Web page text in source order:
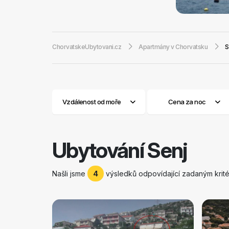
mnoho lidí
možné v
pizzerií a
bohatou historií.
ChorvatskeUbytovani.cz Apartmány v Chorvatsku
Vzdálenost od moře Cena za noc
Ubytování Senj
Našli jsme 4 výsledků odpovídající zadaným